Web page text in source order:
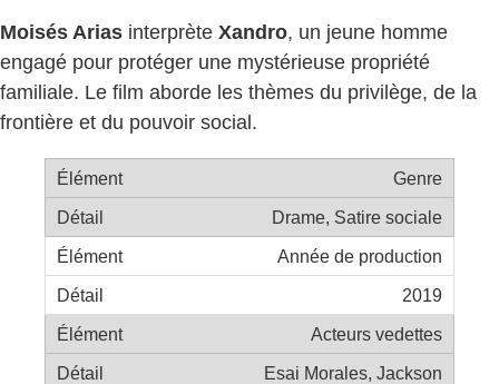
Moisés Arias interprète Xandro, un jeune homme
engagé pour protéger une mystérieuse propriété
familiale. Le film aborde les thèmes du privilège, de la
frontière et du pouvoir social.
Genre
Drame, Satire sociale
Année de production
2019
Acteurs vedettes
Esai Morales, Jackson